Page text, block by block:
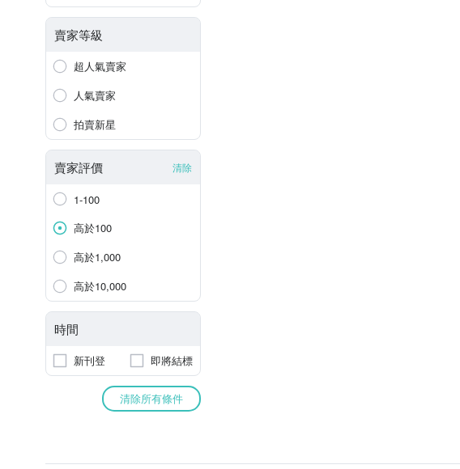
賣家等級
超人氣賣家
人氣賣家
拍賣新星
賣家評價 清除
1-100
高於100
高於1,000
高於10,000
時間
新刊登 即將結標
清除所有條件